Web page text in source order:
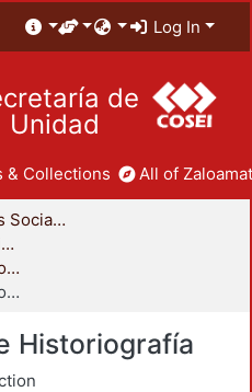
Log In
de
Unidad
& Collections All of
División de Ciencias Sociales y Humanidades
Departamento de Humanidades
Área de Historia e Historiografía
Libros - Historia e Historiografía
Historiografía